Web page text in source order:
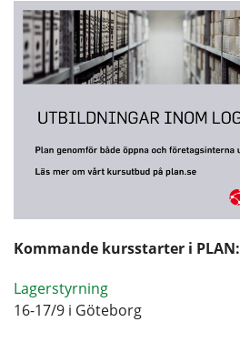
Kommande kursstarter i PLAN:
Lagerstyrning
16-17/9 i Göteborg